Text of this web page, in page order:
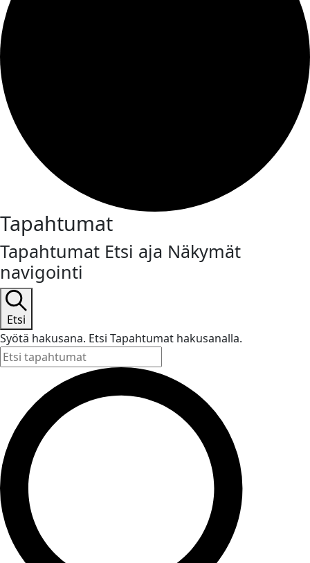
Tapahtumat
Tapahtumat Etsi aja Näkymät
navigointi
Etsi
Syötä hakusana. Etsi Tapahtumat hakusanalla.